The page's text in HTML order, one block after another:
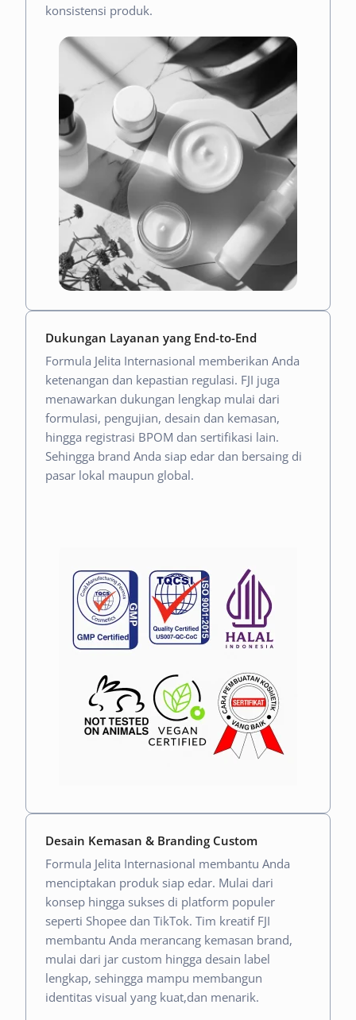
konsistensi produk.
Dukungan Layanan yang End-to-End
Formula Jelita Internasional memberikan Anda
ketenangan dan kepastian regulasi. FJI juga
menawarkan dukungan lengkap mulai dari
formulasi, pengujian, desain dan kemasan,
hingga registrasi BPOM dan sertifikasi lain.
Sehingga brand Anda siap edar dan bersaing di
pasar lokal maupun global.
Desain Kemasan & Branding Custom
Formula Jelita Internasional membantu Anda
menciptakan produk siap edar. Mulai dari
konsep hingga sukses di platform populer
seperti Shopee dan TikTok.Tim kreatif FJI
membantu Anda merancang kemasan brand,
mulai dari jar custom hingga desain label
lengkap, sehingga mampu membangun
identitas visual yang kuat,dan menarik.